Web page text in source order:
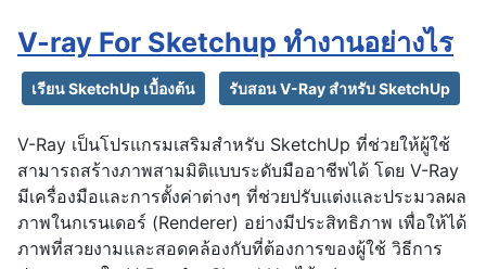
V-ray For Sketchup ทำงานอย่างไร
เรียน SketchUp เบื้องต้น รับสอน V-Ray สำหรับ SketchUp
V-Ray เป็นโปรแกรมเสริมสำหรับ SketchUp ที่ช่วยให้ผู้ใช้
สามารถสร้างภาพสามมิติแบบระดับมืออาชีพได้ โดย V-Ray
มีเครื่องมือและการตั้งค่าต่างๆ ที่ช่วยปรับแต่งและประมวลผล
ภาพในกเรนเดอร์ (Renderer) อย่างมีประสิทธิภาพ เพื่อให้ได้
ภาพที่สวยงามและสอดคล้องกับที่ต้องการของผู้ใช้ วิธีการ